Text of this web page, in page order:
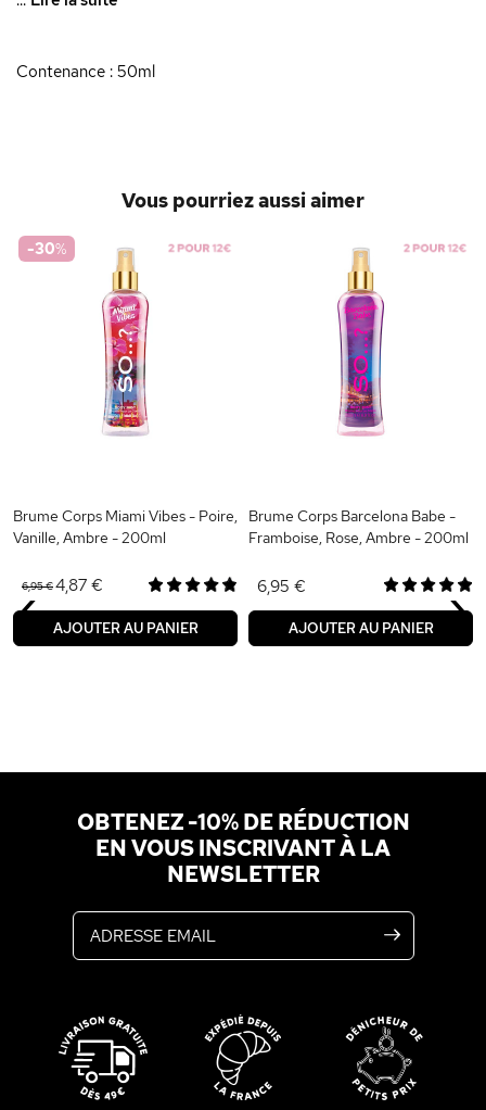
Contenance : 50ml
Vous pourriez aussi aimer
-30%
Brume Corps Miami Vibes - Poire,
Vanille, Ambre - 200ml
6,95 €4,87 €
AJOUTER AU PANIER
Brume Corps Barcelona Babe -
Framboise, Rose, Ambre - 200ml
6,95 €
AJOUTER AU PANIER
‹ ›
OBTENEZ -10% DE RÉDUCTION
EN VOUS INSCRIVANT À LA
NEWSLETTER